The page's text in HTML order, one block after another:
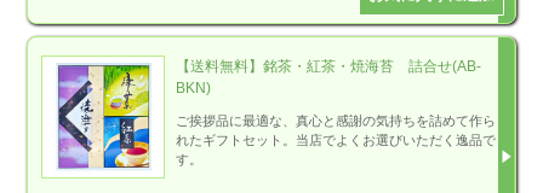
【送料無料】銘茶・紅茶・焼海苔 詰合せ(AB-
BKN)
ご挨拶品に最適な、真心と感謝の気持ちを詰めて作ら
れたギフトセット。当店でよくお選びいただく逸品で
す。